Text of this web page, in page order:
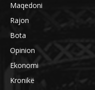
Maqedoni
Rajon
Bota
Opinion
Ekonomi
Kronikë